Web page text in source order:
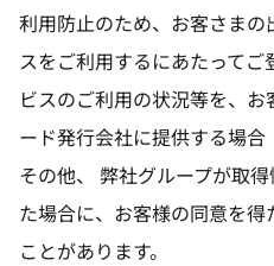
利用防止のため、お客さま
スをご利用するにあたって
ビスのご利用の状況等を、
ード発行会社に提供する場合
その他、 弊社グループが取
た場合に、お客様の同意を
ことがあります。